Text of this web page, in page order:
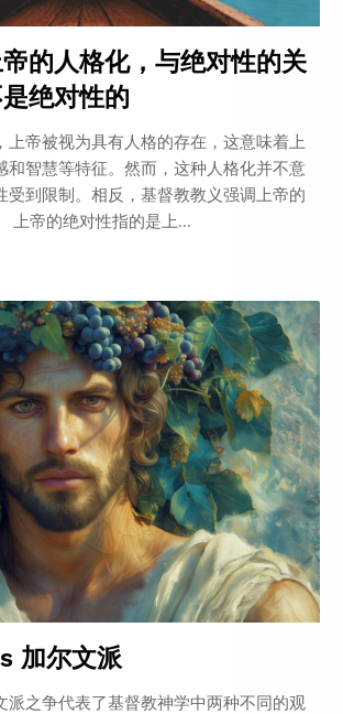
的人格化，与绝对性的关
绝对性的
上帝被视为具有人格的存在，这意味着上
和智慧等特征。然而，这种人格化并不意
受到限制。相反，基督教教义强调上帝的
上帝的绝对性指的是上...
加尔文派
派之争代表了基督教神学中两种不同的观